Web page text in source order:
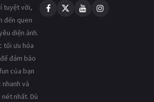
tuyệt vời,
đến quen
điện ảnh.
tối ưu hóa
đảm bảo
của bạn
và
nhất. Dù